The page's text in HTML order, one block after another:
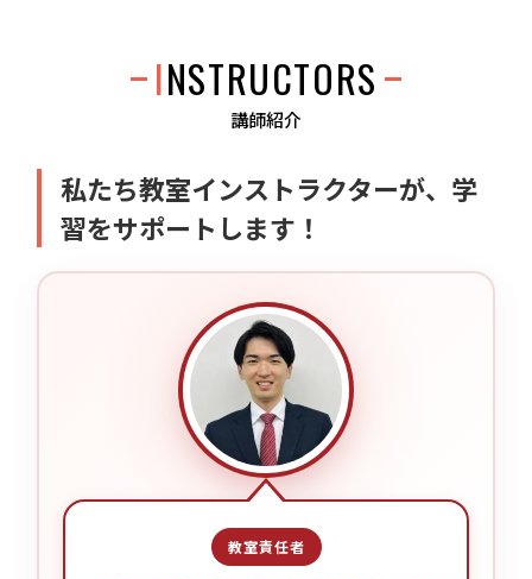
INSTRUCTORS
講師紹介
私たち教室インストラクターが、学
習をサポートします！
教室責任者